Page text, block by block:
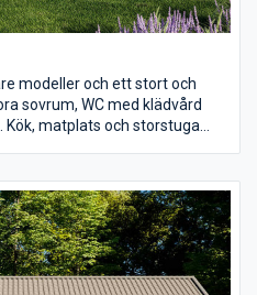
modeller och ett stort och
sovrum, WC med klädvård
Kök, matplats och storstuga
för att spendera sköna
vindar.